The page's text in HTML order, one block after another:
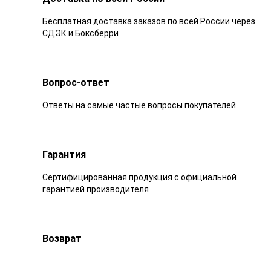
Бесплатная доставка заказов по всей России через
СДЭК и Боксберри
Вопрос-ответ
Ответы на самые частые вопросы покупателей
Гарантия
Сертифицированная продукция с официальной
гарантией производителя
Возврат